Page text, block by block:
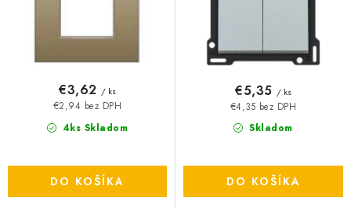
B2B SEKCIA
Obchodné podmienky
Ochrana osobných údajov
Reklamačný poriadok
4ks Skladom
€2,94 bez DPH
€3,62 / ks
DO KOŠÍKA
Skladom
€4,35 bez DPH
€5,35 / ks
DO KOŠÍKA